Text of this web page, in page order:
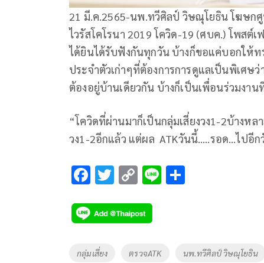
21 มี.ค.2565-นพ.ทวีศิลป์ วิษณุโยธิน โฆษก
ไวรัสโคโรนา 2019 โควิด-19 (ศบค.) โพส
ได้ยินได้รับฟังกันทุกวัน บ้างก็ขอแค่บอกให้ท
ประจำตัวเก่าๆที่ต้องการการดูแลเป็นพิเศษ
ต้องอยู่บ้านเดียวกัน บ้างก็เป็นเพื่อนร่วมงาน
“โควิดที่ผ่านมาก็เป็นกลุ่มเสี่ยงวง1-2บ้างห
วง1-2อีกแล้ว แต่ผล ATKวันนี้…..รอด…ไปอีก
F
e
b
o
T
tt
er
C
p
y
Li
Li
Tags
กลุ่มเสี่ยง ตรวจATK นพ.ทวีศิลป์ วิษณุโยธิน